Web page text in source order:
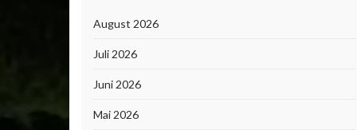
August 2026
Juli 2026
Juni 2026
Mai 2026